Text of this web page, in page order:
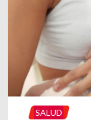
SALUD